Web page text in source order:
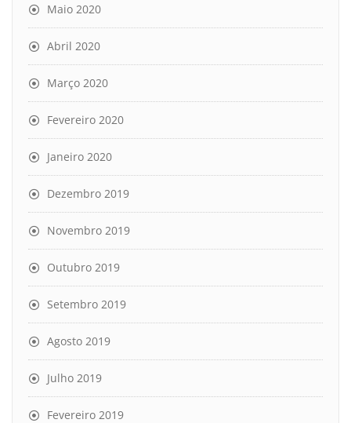
Maio 2020
Abril 2020
Março 2020
Fevereiro 2020
Janeiro 2020
Dezembro 2019
Novembro 2019
Outubro 2019
Setembro 2019
Agosto 2019
Julho 2019
Fevereiro 2019